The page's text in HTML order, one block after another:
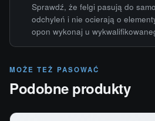
Sprawdź, że felgi pasują do
odchyleń i nie ocierają o
opon wykonaj u
MOŻE TEŻ PASOWAĆ
Podobne produkty